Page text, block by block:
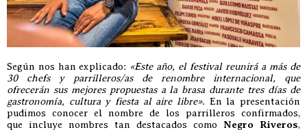
Según nos han explicado: «Este año, el festival reunirá a más de
30 chefs y parrilleros/as de renombre internacional, que
ofrecerán sus mejores propuestas a la brasa durante tres días de
gastronomía, cultura y fiesta al aire libre». En la presentación
pudimos conocer el nombre de los parrilleros confirmados,
que incluye nombres tan destacados como Negro Riveros,